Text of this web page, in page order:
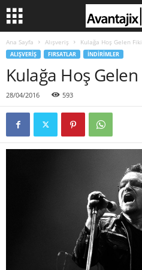
Ana Sayfa Alışveriş Kulağa Hoş Gelen
ALIŞVERIŞ FIRSATLAR İNDIRIMLER
Kulağa Hoş
28/04/2016 593